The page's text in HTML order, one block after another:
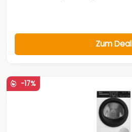
Zum Deal
-17%